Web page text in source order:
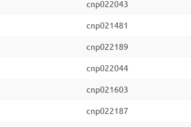
cnp022043
cnp021481
cnp022189
cnp022044
cnp021603
cnp022187